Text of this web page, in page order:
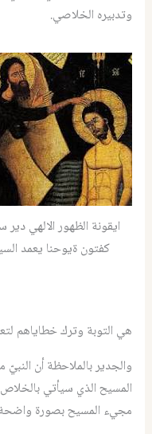
وتدبيره الخلاصي.
ايقونة الظهور الالهي دير
كفتون ةيوحنا يعمد
هي التوبة وترك خطاياهم
والجدير بالملاحظة أن
المسيح الذي سيأتي
مجيء المسيح بصورة